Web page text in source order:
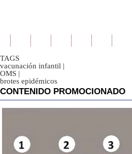
TAGS
vacunación infantil |
OMS |
brotes epidémicos